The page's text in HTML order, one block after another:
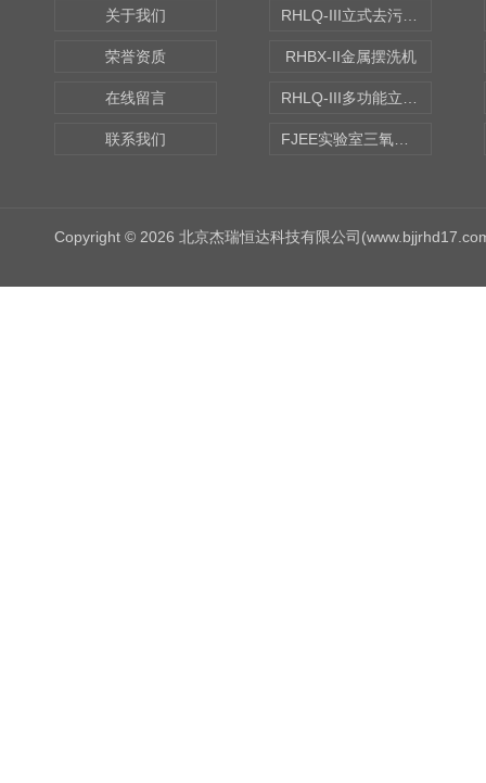
关于我们
荣誉资质
在线留言
联系我们
RHBX-II金属摆洗机
Copyright © 2026 北京杰瑞恒达科技有限公司